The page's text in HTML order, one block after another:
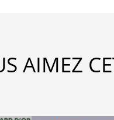
AIMEZ